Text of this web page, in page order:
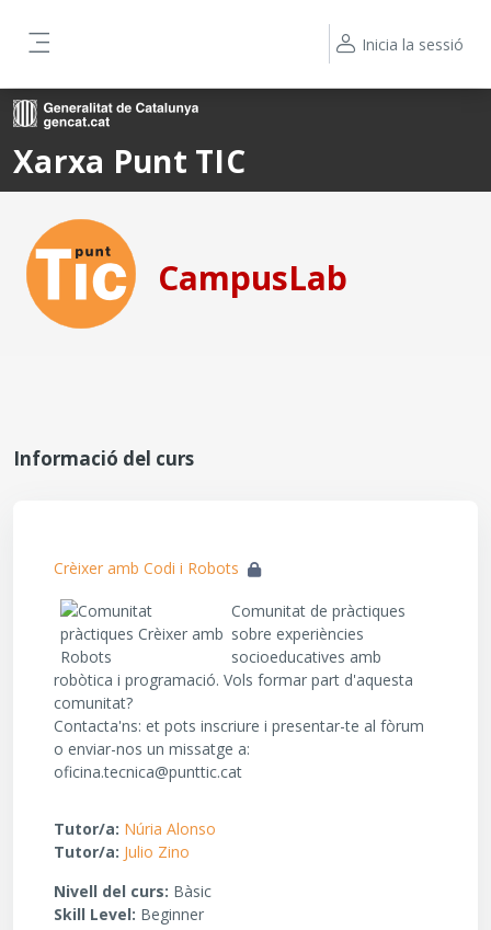
Xarxa Punt TIC
CampusLab
Inicia la sessió
Informació del curs
Crèixer amb Codi i Robots
Comunitat de pràctiques
sobre experiències
socioeducatives amb
robòtica i programació. Vols formar part d'aquesta
comunitat?
Contacta'ns: et pots inscriure i presentar-te al fòrum
o enviar-nos un missatge a:
oficina.tecnica@punttic.cat
Tutor/a: Núria Alonso
Tutor/a: Julio Zino
Nivell del curs: Bàsic
Skill Level: Beginner